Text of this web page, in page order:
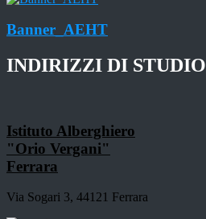
Banner_AEHT
INDIRIZZI DI STUDIO
Istituto Alberghiero
"Orio Vergani"
Ferrara
Via Sogari 3, 44121 Ferrara